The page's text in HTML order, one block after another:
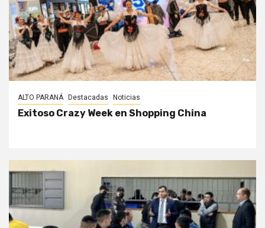
ALTO PARANÁ Destacadas Noticias
Exitoso Crazy Week en Shopping China